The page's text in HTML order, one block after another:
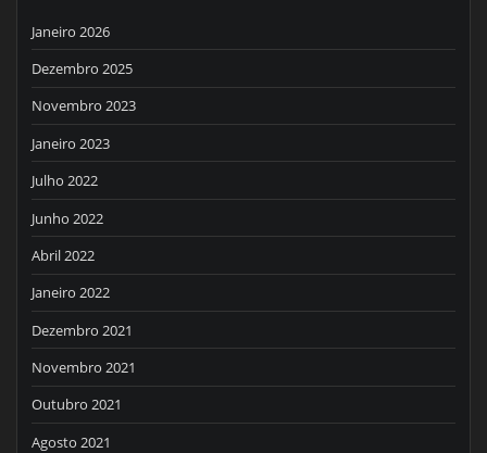
Janeiro 2026
Dezembro 2025
Novembro 2023
Janeiro 2023
Julho 2022
Junho 2022
Abril 2022
Janeiro 2022
Dezembro 2021
Novembro 2021
Outubro 2021
Agosto 2021